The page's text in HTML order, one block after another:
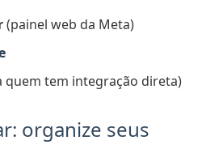
(painel web da Meta)
quem tem integração direta)
organize seus